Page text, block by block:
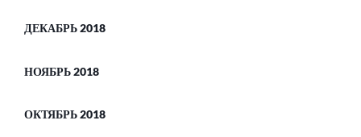
ДЕКАБРЬ 2018
НОЯБРЬ 2018
ОКТЯБРЬ 2018